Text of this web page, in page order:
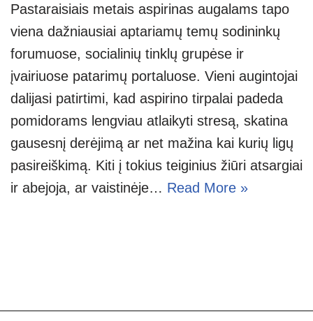
Pastaraisiais metais aspirinas augalams tapo
viena dažniausiai aptariamų temų sodininkų
forumuose, socialinių tinklų grupėse ir
įvairiuose patarimų portaluose. Vieni augintojai
dalijasi patirtimi, kad aspirino tirpalai padeda
pomidorams lengviau atlaikyti stresą, skatina
gausesnį derėjimą ar net mažina kai kurių ligų
pasireiškimą. Kiti į tokius teiginius žiūri atsargiai
ir abejoja, ar vaistinėje… Read More »